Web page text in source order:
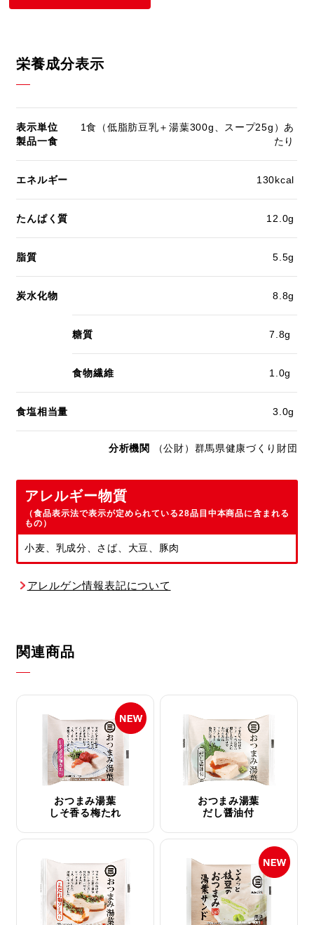
栄養成分表示
表示単位
製品一食
1食（低脂肪豆乳＋湯葉300g、スープ25g）あ
たり
エネルギー 130kcal
たんぱく質 12.0g
脂質 5.5g
炭水化物 8.8g
糖質 7.8g
食物繊維 1.0g
食塩相当量 3.0g
分析機関 （公財）群馬県健康づくり財団
アレルギー物質
（食品表示法で表示が定められている28品目中本商品に含まれる
もの）
小麦、乳成分、さば、大豆、豚肉
アレルゲン情報表記について
関連商品
おつまみ湯葉
しそ香る梅たれ
おつまみ湯葉
だし醤油付